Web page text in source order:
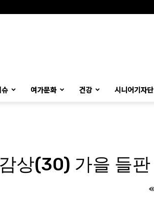
슈 여가문화 건강 시니어기자단
상(30) 가을 들판